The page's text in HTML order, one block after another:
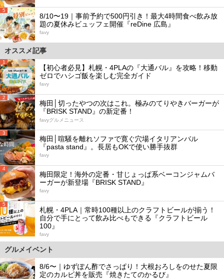
5
8/10〜19｜事前予約で500円引き！最大4時間食べ飲み放
題の夏休みビュッフェ開催『reDine 広島』
favy
オススメ記事
1
【初心者必見】札幌・4PLAの『大通バル』を攻略！移動
ゼロでハシゴ飯を楽しむ完全ガイド
favy
2
梅田│切ったやつの次はこれ。極みのてりやきバーガーが
『BRISK STAND』の新定番！
favyグルメニュース
3
梅田│喧騒を離れソファで寛ぐ穴場イタリアンバル
『pasta stand』。長居もOKで使い勝手抜群
favy
4
梅田限定！海外の定番・甘じょっぱ系ベーコンジャムバ
ーガーが新登場『BRISK STAND』
favy
5
札幌・4PLA｜常時100種以上のクラフトビールが揃う！
自分で手にとって飲み比べもできる『クラフトビール
100』
favy
グルメイベント
8/6〜｜ゆずぽん酢でさっぱり！大根おろしをのせた夏限
定のカルビ丼を販売『焼きたてのかるび』